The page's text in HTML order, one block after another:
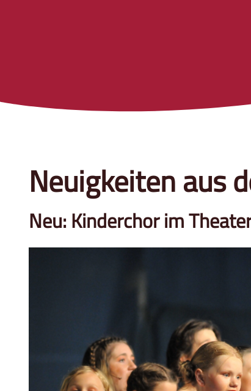
Neuigkeiten aus
Neu: Kinderchor im